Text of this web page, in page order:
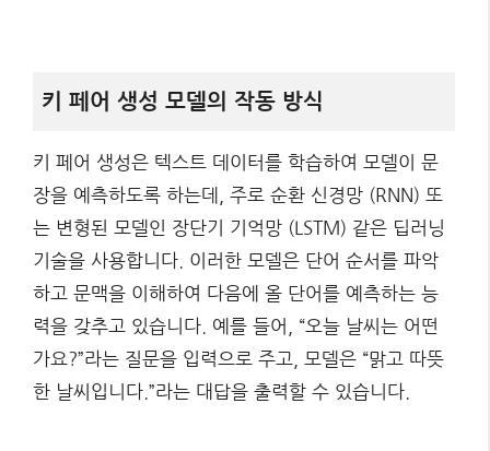
키 페어 생성 모델의 작동 방식
키 페어 생성은 텍스트 데이터를 학습하여 모델이 문
장을 예측하도록 하는데, 주로 순환 신경망 (RNN) 또
는 변형된 모델인 장단기 기억망 (LSTM) 같은 딥러닝
기술을 사용합니다. 이러한 모델은 단어 순서를 파악
하고 문맥을 이해하여 다음에 올 단어를 예측하는 능
력을 갖추고 있습니다. 예를 들어, “오늘 날씨는 어떤
가요?”라는 질문을 입력으로 주고, 모델은 “맑고 따뜻
한 날씨입니다.”라는 대답을 출력할 수 있습니다.